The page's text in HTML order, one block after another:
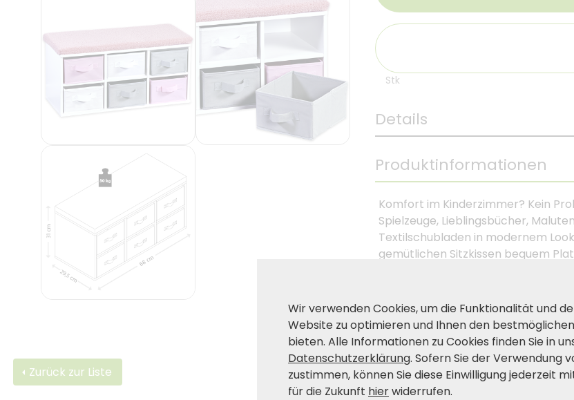
Stk
Details
Produktinformationen
Komfort im Kinderzimmer? Kein
Spielzeuge, Lieblingsbücher,
Textilschubladen in modernem
gemütlichen Sitzkissen bequem
vereint sowohl Komfort als auch
Produkt- und
Zurück zur Liste
Wir verwenden Cookies, um die Funktionalität und
Website zu optimieren und Ihnen den
bieten. Alle Informationen zu Cookies finden Sie in
Datenschutzerklärung. Sofern Sie der Verwendung
zustimmen, können Sie diese Einwilligung jederzeit
für die Zukunft hierwiderrufen.